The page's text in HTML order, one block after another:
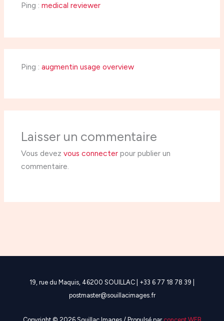
Ping : medical reviewer
Ping : augmentin usage overview
Laisser un commentaire
Vous devez vous connecterpour publier un
commentaire.
19, rue du Maquis, 46200 SOUILLAC | +33 6 77 18 78 39 |
postmaster@souillacimages.fr